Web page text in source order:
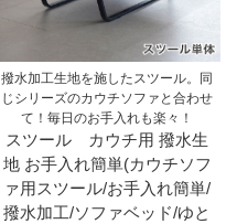
撥水加工生地を施したスツール。同
じシリーズのカウチソファと合わせ
て！毎日のお手入れも楽々！
スツール カウチ用 撥水生
地 お手入れ簡単(カウチソフ
ァ用スツール/お手入れ簡単/
撥水加工/ソファベッド/ゆと